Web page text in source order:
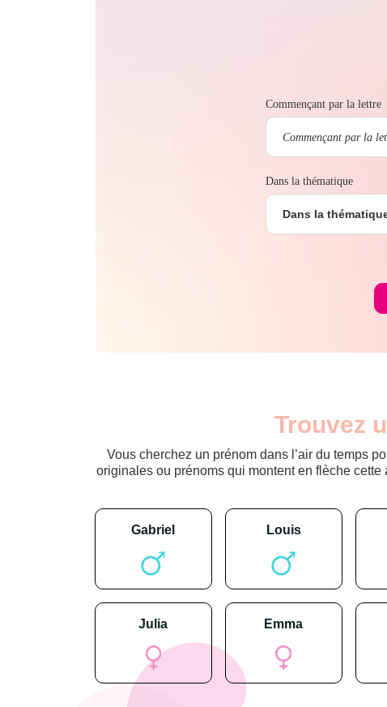
Commençant par la lettre
Dans la thématique
Dans la
Trouvez
Vous cherchez un prénom dans l’air du temps
originales ou prénoms qui montent en flèche
gabriel louis
julia emma